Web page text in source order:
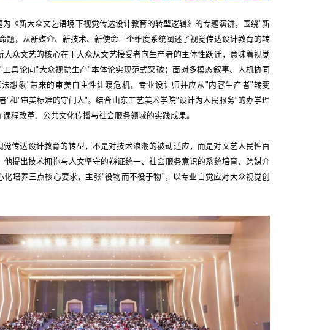
为《新大众文艺语境下视觉传达设计教育的转型逻辑》的专题演讲，围绕"新
题，从新媒介、新技术、新使命三个维度系统阐述了视觉传达设计教育的转
大众文艺的核心在于大众从文艺接受者向生产者的主体性跃迁，意味着视觉
具论向"大众视觉生产"本体论实现范式突破；面对多模态叙事、人机协同
想象"带来的审美自主性让渡危机，专业设计师并应从"内容生产者"转变
"和"审美标准的守门人"。结合山东工艺美术学院"设计为人民服务"的办学理
程改革、公共文化传播与社会服务领域的实践成果。
觉传达设计教育的转型，不是对技术浪潮的被动适应，而是对文艺人民性百
他提出技术拥抱与人文坚守的辩证统一、社会服务意识的系统培育、跨媒介
化培养三点核心要求，主张"役物而不役于物"，以专业自觉应对大众视觉创